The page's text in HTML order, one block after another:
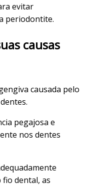
evitar
periodontite.
causas
causada pelo
pegajosa e
nos dentes
fio dental, as